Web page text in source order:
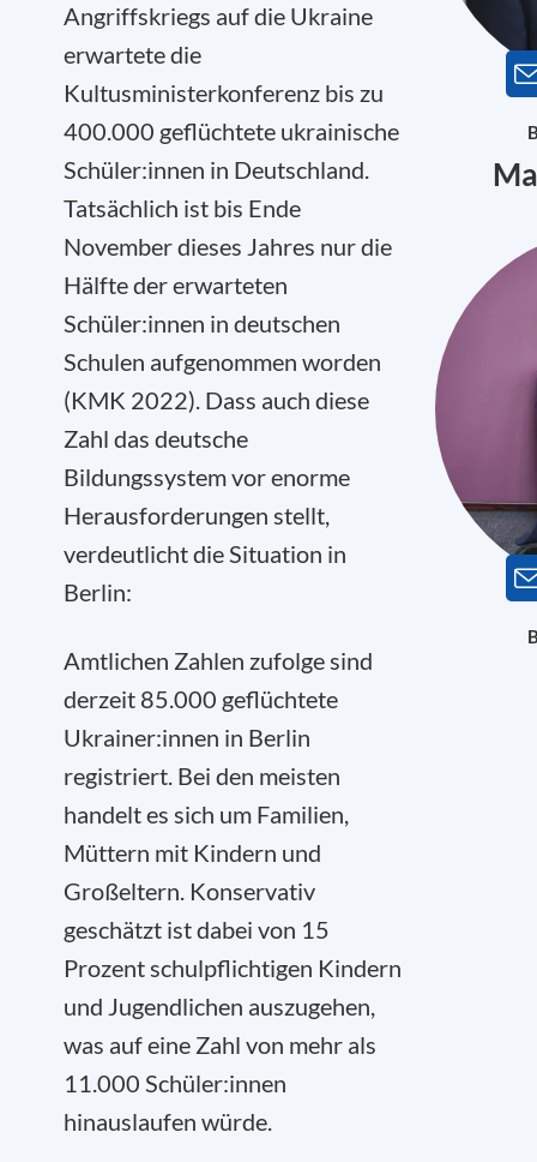
Angriffskriegs auf die Ukraine
erwartete die
Kultusministerkonferenz bis zu
400.000 geflüchtete ukrainische
Schüler:innen in Deutschland.
Tatsächlich ist bis Ende
November dieses Jahres nur die
Hälfte der erwarteten
Schüler:innen in deutschen
Schulen aufgenommen worden
(KMK 2022). Dass auch diese
Zahl das deutsche
Bildungssystem vor enorme
Herausforderungen stellt,
verdeutlicht die Situation in
Berlin:
Amtlichen Zahlen zufolge sind
derzeit 85.000 geflüchtete
Ukrainer:innen in Berlin
registriert. Bei den meisten
handelt es sich um Familien,
Müttern mit Kindern und
Großeltern. Konservativ
geschätzt ist dabei von 15
Prozent schulpflichtigen Kindern
und Jugendlichen auszugehen,
was auf eine Zahl von mehr als
11.000 Schüler:innen
hinauslaufen würde.